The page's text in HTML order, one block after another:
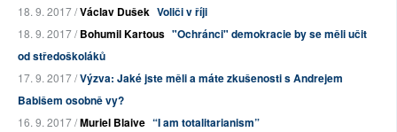
18. 9. 2017 /Václav Dušek Voliči v říji
18. 9. 2017 /Bohumil Kartous "Ochránci" demokracie by se měli učit
od středoškoláků
17. 9. 2017 /Výzva: Jaké jste měli a máte zkušenosti s Andrejem
Babišem osobně vy?
16. 9. 2017 /Muriel Blaive “I am totalitarianism”